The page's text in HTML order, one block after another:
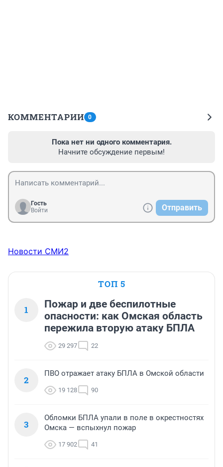
КОММЕНТАРИИ 0
Пока нет ни одного комментария.
Начните обсуждение первым!
Гость
Войти
Отправить
Новости СМИ2
ТОП 5
1
Пожар и две беспилотные
опасности: как Омская область
пережила вторую атаку БПЛА
29 297 22
2
ПВО отражает атаку БПЛА в Омской области
19 128 90
3
Обломки БПЛА упали в поле в окрестностях
Омска — вспыхнул пожар
17 902 41